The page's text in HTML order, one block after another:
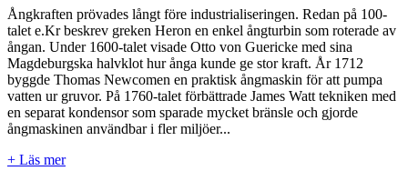
Ångkraften prövades långt före industrialiseringen. Redan på 100-
talet e.Kr beskrev greken Heron en enkel ångturbin som roterade av
ångan. Under 1600-talet visade Otto von Guericke med sina
Magdeburgska halvklot hur ånga kunde ge stor kraft. År 1712
byggde Thomas Newcomen en praktisk ångmaskin för att pumpa
vatten ur gruvor. På 1760-talet förbättrade James Watt tekniken med
en separat kondensor som sparade mycket bränsle och gjorde
ångmaskinen användbar i fler miljöer...
+ Läs mer